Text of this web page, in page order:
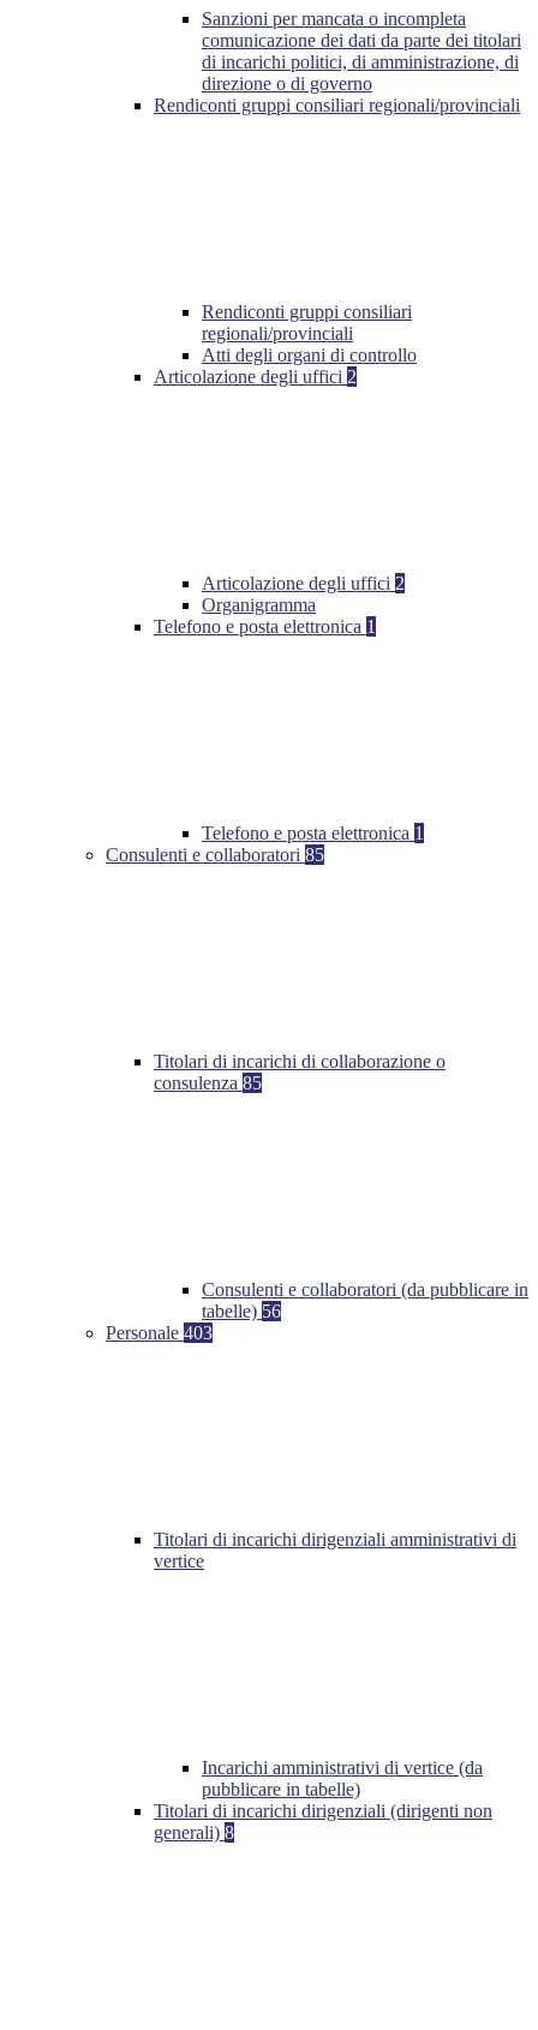
Sanzioni per mancata o incompleta
comunicazione dei dati da parte dei titolari
di incarichi politici, di amministrazione, di
direzione o di governo
Rendiconti gruppi consiliari regionali/provinciali
Rendiconti gruppi consiliari
regionali/provinciali
Atti degli organi di controllo
Articolazione degli uffici 2
Articolazione degli uffici 2
Organigramma
Telefono e posta elettronica 1
Telefono e posta elettronica 1
Consulenti e collaboratori 85
Titolari di incarichi di collaborazione o
consulenza 85
Consulenti e collaboratori (da pubblicare in
tabelle) 56
Personale 403
Titolari di incarichi dirigenziali amministrativi di
vertice
Incarichi amministrativi di vertice (da
pubblicare in tabelle)
Titolari di incarichi dirigenziali (dirigenti non
generali) 8